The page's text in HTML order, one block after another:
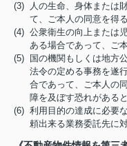
(3) 人の生命、身体または
て、ご本人の同意を得
(4) 公衆衛生の向上または
ある場合であって、ご
(5) 国の機関もしくは地方
法令の定める事務を遂
合であって、ご本人の
障を及ぼす恐れがあると
(6) 利用目的の達成に必要
頼出来る業務委託先に